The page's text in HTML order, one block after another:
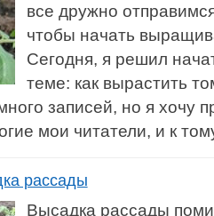
все дружно
чтобы начать
Сегодня, я решил
теме: как вырастить
записей, но я хочу
мои читатели, и к
рассады
Высадка рассады